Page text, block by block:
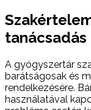
tanácsadás
A gyógyszertár
barátságosak és
rendelkezésére.
használatával